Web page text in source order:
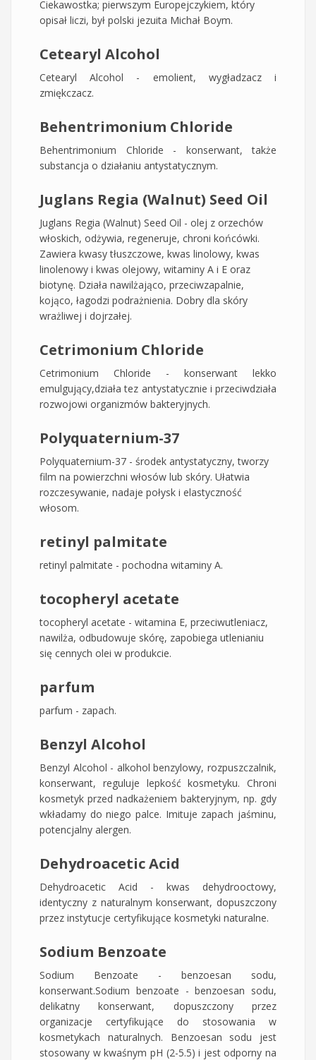
Ciekawostka; pierwszym Europejczykiem, który
opisał liczi, był polski jezuita Michał Boym.
Cetearyl Alcohol
Cetearyl Alcohol - emolient, wygładzacz i
zmiękczacz.
Behentrimonium Chloride
Behentrimonium Chloride - konserwant, także
substancja o działaniu antystatycznym.
Juglans Regia (Walnut) Seed Oil
Juglans Regia (Walnut) Seed Oil - olej z orzechów
włoskich, odżywia, regeneruje, chroni końcówki.
Zawiera kwasy tłuszczowe, kwas linolowy, kwas
linolenowy i kwas olejowy, witaminy A i E oraz
biotynę. Działa nawilżająco, przeciwzapalnie,
kojąco, łagodzi podrażnienia. Dobry dla skóry
wrażliwej i dojrzałej.
Cetrimonium Chloride
​Cetrimonium Chloride - konserwant lekko
emulgujący,działa tez antystatycznie i przeciwdziała
rozwojowi organizmów bakteryjnych.
Polyquaternium-37
Polyquaternium-37 - środek antystatyczny, tworzy
film na powierzchni włosów lub skóry. Ułatwia
rozczesywanie, nadaje połysk i elastyczność
włosom.
retinyl palmitate
retinyl palmitate - pochodna witaminy A.
tocopheryl acetate
tocopheryl acetate - witamina E, przeciwutleniacz,
nawilża, odbudowuje skórę, zapobiega utlenianiu
się cennych olei w produkcie.
parfum
parfum - zapach.
Benzyl Alcohol
Benzyl Alcohol - alkohol benzylowy, rozpuszczalnik,
konserwant, reguluje lepkość kosmetyku. Chroni
kosmetyk przed nadkażeniem bakteryjnym, np. gdy
wkładamy do niego palce. Imituje zapach jaśminu,
potencjalny alergen.
Dehydroacetic Acid
Dehydroacetic Acid - kwas dehydrooctowy,
identyczny z naturalnym konserwant, dopuszczony
przez instytucje certyfikujące kosmetyki naturalne.
Sodium Benzoate
Sodium Benzoate - benzoesan sodu,
konserwant.Sodium benzoate - benzoesan sodu,
delikatny konserwant, dopuszczony przez
organizacje certyfikujące do stosowania w
kosmetykach naturalnych. Benzoesan sodu jest
stosowany w kwaśnym pH (2-5.5) i jest odporny na